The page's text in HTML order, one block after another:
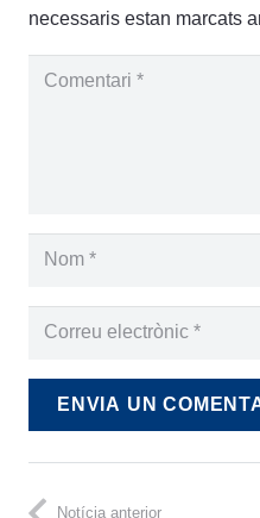
necessaris estan marcats
ENVIA UN
Notícia anterior